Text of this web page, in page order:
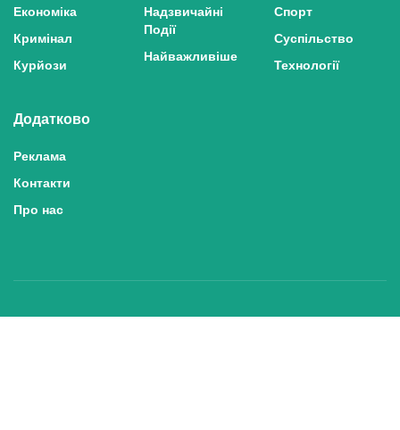
Економіка
Кримінал
Курйози
Надзвичайні
Події
Найважливіше
Спорт
Суспільство
Технології
Додатково
Реклама
Контакти
Про нас
Політика конфіденційності та захисту персональних даних